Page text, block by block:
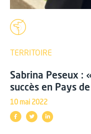
TERRITOIRE
Sabrina Peseux :
succès en Pays
10 mai 2022